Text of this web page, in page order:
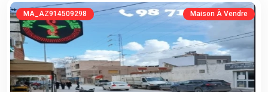
MA_AZ914509298 Maison À Vendre